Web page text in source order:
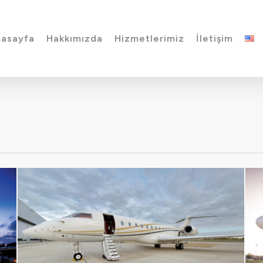
Hakkımızda Hizmetlerimiz İletişim